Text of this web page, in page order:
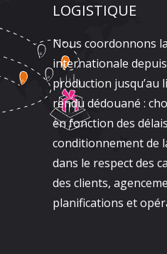
LOGISTIQUE
Nous coordonnons
internationale
production jusqu’au
rendu dédouané :
en fonction des
conditionnement de
dans le respect des
des clients,
planifications et